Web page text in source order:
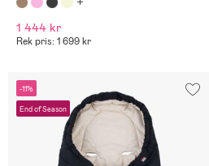
1 444 kr
Rek pris: 1 699 kr
-11%
End of Season